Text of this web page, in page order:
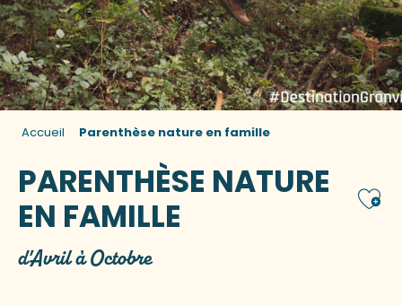
Accueil Parenthèse nature en famille
PARENTHÈSE NATURE
EN FAMILLE
d'Avril à Octobre